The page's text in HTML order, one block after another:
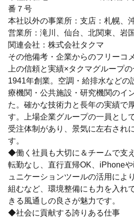
番７号
本社以外の事業所：支店：札幌、
営業所：滝川、仙台、北関東、岩国
関連会社：株式会社タクマ
その他備考・企業からのフリーコ
上の信頼と実績×タクマグループ
1941年創業。空調・給排水などの
療機関・公共施設・研究機関のイ
た。確かな技術力と長年の実績で
す。上場企業グループの一員とし
受注体制があり、景気に左右され
す。
◆働く社員も大切に＆チームで支
転勤なし、直行直帰OK、iPhone
ュニケーションツールの活用によ
組むなど、環境整備にも力を入れ
きる風通しの良さが魅力です。
◆社会に貢献する誇りある仕事